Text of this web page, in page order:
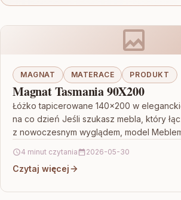
MAGNAT MATERACE PRODUKT
Magnat Tasmania 90X200
Łóżko tapicerowane 140×200 w
na co dzień Jeśli szukasz mebla, który
z nowoczesnym wyglądem, model
4 minut czytania 2026-05-30
Czytaj więcej